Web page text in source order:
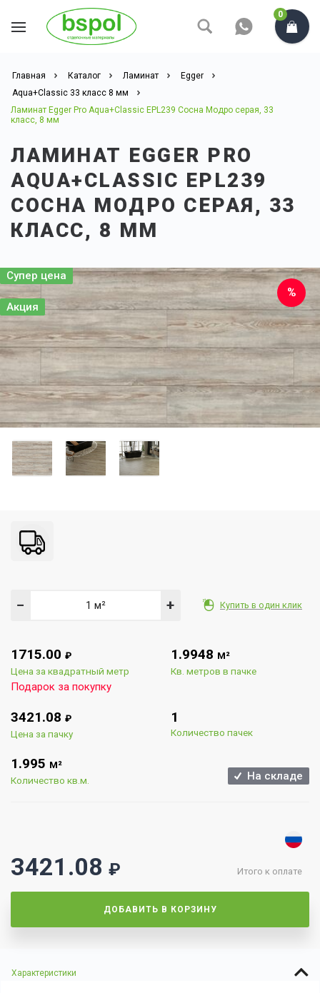
0
Главная Каталог Ламинат
Egger
Aqua+Classic 33 класс 8 мм
Ламинат Egger Pro Aqua+Classic EPL239 Сосна Модро серая, 33
класс, 8 мм
ЛАМИНАТ EGGER PRO
AQUA+CLASSIC EPL239
СОСНА МОДРО СЕРАЯ, 33
КЛАСС, 8 ММ
Супер цена
Акция
Купить в один клик
− +
1715.00 ₽
Цена за квадратный метр
Подарок за покупку
1.9948 М²
Кв. метров в пачке
3421.08 ₽
Цена за пачку
1
Количество пачек
1.995 М²
Количество кв.м. На складе
Итого к оплате
3421.08 ₽
ДОБАВИТЬ В КОРЗИНУ
Характеристики